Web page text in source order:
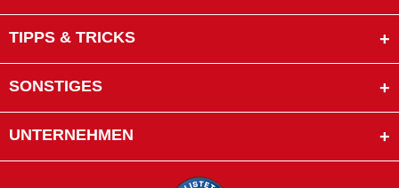
TIPPS & TRICKS
SONSTIGES
UNTERNEHMEN